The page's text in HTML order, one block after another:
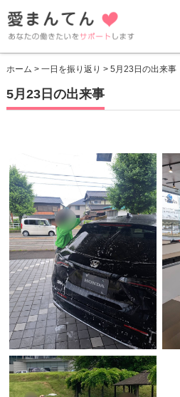
ホーム > 一日を振り返り > 5月23日の出来事
5月23日の出来事